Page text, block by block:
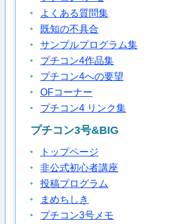
よくある質問集
既知の不具合
サンプルプログラム集
プチコン4作品集
プチコン4への要望
OFコーナー
プチコン4 リンク集
プチコン3号&BIG
トップページ
非公式初心者講座
投稿プログラム
まめちしき
プチコン3号メモ